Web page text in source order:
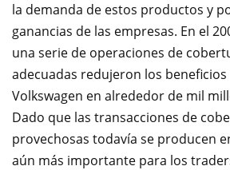
la demanda de estos productos y
ganancias de las empresas. En el
una serie de operaciones de
adecuadas redujeron los
Volkswagen en alrededor de mil
Dado que las transacciones de
provechosas todavía se producen
aún más importante para los